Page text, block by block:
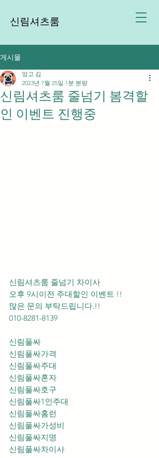
신림셔츠룸
게시물
신림셔츠룸 줄넘기 봄격할
인 이벤트 진행중
망고 김
2023년 7월 25일 1분 분량
신림셔츠룸 줄넘기 차이사
오후 9시이전 주대할인 이벤트 !!
많은 문의 부탁드립니다.!!
010-8281-8139
신림풀싸
신림풀싸가격
신림풀싸주대
신림풀싸혼자
신림풀싸호구
신림풀싸1인주대
신림풀싸홈런
신림풀싸가성비
신림풀싸지명
신림풀싸차이사